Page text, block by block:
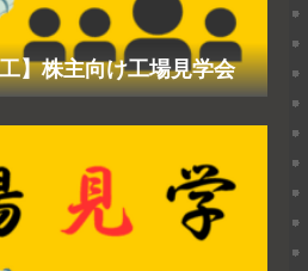
】株主向け工場見学会